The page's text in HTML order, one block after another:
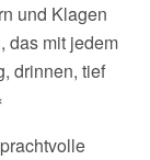
und Klagen
das mit jedem
drinnen, tief